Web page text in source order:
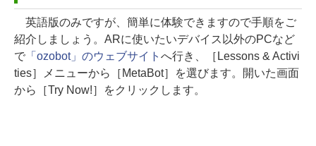
英語版のみですが、簡単に体験できますので手順をご
紹介しましょう。ARに使いたいデバイス以外のPCなど
で 「ozobot」のウェブサイト へ行き、［Lessons & Activi
ties］メニューから［MetaBot］を選びます。開いた画面
から［Try Now!］をクリックします。